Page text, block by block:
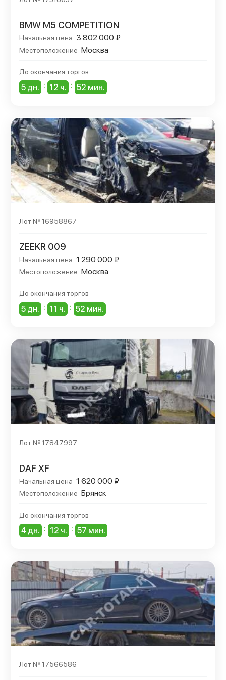
BMW M5 COMPETITION
Начальная цена 3 802 000 ₽
Местоположение Москва
До окончания торгов
5 дн. : 12 ч. : 52 мин.
Лот № 16958867
ZEEKR 009
Начальная цена 1 290 000 ₽
Местоположение Москва
До окончания торгов
5 дн. : 11 ч. : 52 мин.
Лот № 17847997
DAF XF
Начальная цена 1 620 000 ₽
Местоположение Брянск
До окончания торгов
4 дн. : 12 ч. : 57 мин.
Лот № 17566586